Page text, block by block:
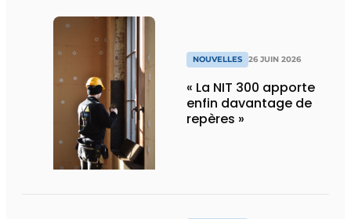
NOUVELLES 26 JUIN 2026
« La NIT 300 apporte
enfin davantage de
repères »